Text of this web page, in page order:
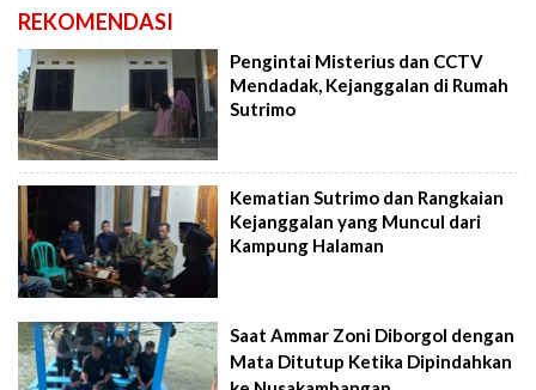
REKOMENDASI
Pengintai Misterius dan CCTV
Mendadak, Kejanggalan di Rumah
Sutrimo
Kematian Sutrimo dan Rangkaian
Kejanggalan yang Muncul dari
Kampung Halaman
Saat Ammar Zoni Diborgol dengan
Mata Ditutup Ketika Dipindahkan